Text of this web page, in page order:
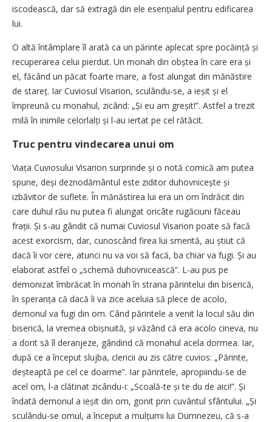
iscodească, dar să extragă din ele esențialul pentru edificarea
lui.
O altă întâmplare îl arată ca un părinte aplecat spre pocăință și
recuperarea celui pierdut. Un monah din obștea în care era și
el, făcând un păcat foarte mare, a fost alungat din mănăstire
de stareț. Iar Cuviosul Visarion, sculându-se, a ieșit și el
împreună cu monahul, zicând: „Și eu am greșit!”. Astfel a trezit
milă în inimile celorlalți și l-au iertat pe cel rătăcit.
Truc pentru vindecarea unui om
Viața Cuviosului Visarion surprinde și o notă comică am putea
spune, deși deznodământul este ziditor duhovnicește și
izbăvitor de suflete. În mănăstirea lui era un om îndrăcit din
care duhul rău nu putea fi alungat oricâte rugăciuni făceau
frații. Și s-au gândit că numai Cuviosul Visarion poate să facă
acest exorcism, dar, cunoscând firea lui smerită, au știut că
dacă îi vor cere, atunci nu va voi să facă, ba chiar va fugi. Și au
elaborat astfel o „schemă duhovnicească”. L-au pus pe
demonizat îmbrăcat în monah în strana părintelui din biserică,
în speranța că dacă îi va zice aceluia să plece de acolo,
demonul va fugi din om. Când părintele a venit la locul său din
biserică, la vremea obișnuită, și văzând că era acolo cineva, nu
a dorit să îl deranjeze, gândind că monahul acela dormea. Iar,
după ce a început slujba, clericii au zis către cuvios: „Părinte,
deșteaptă pe cel ce doarme”. Iar părintele, apropiindu-se de
acel om, l-a clătinat zicându-i: „Scoală-te și te du de aici!”. Și
îndată demonul a ieșit din om, gonit prin cuvântul sfântului. „Și
sculându-se omul, a început a mulțumi lui Dumnezeu, că s-a